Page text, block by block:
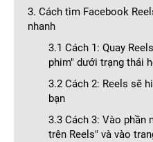
3. Cách tìm Facebook
nhanh
3.1 Cách 1: Quay
phim" dưới trạng thái
3.2 Cách 2: Reels sẽ
bạn
3.3 Cách 3: Vào phần
trên Reels" và vào